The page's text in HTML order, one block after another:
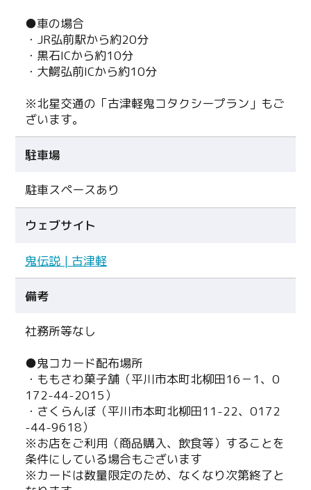
●車の場合
・JR弘前駅から約20分
・黒石ICから約10分
・大鰐弘前ICから約10分
※北星交通の「古津軽鬼コタクシープラン」もご
ざいます。
駐車場
駐車スペースあり
ウェブサイト
鬼伝説 | 古津軽
備考
社務所等なし
●鬼コカード配布場所
・ももさわ菓子舗（平川市本町北柳田16－1、0
172-44-2015）
・さくらんぼ（平川市本町北柳田11-22、0172
-44-9618）
※お店をご利用（商品購入、飲食等）することを
条件にしている場合もございます
※カードは数量限定のため、なくなり次第終了と